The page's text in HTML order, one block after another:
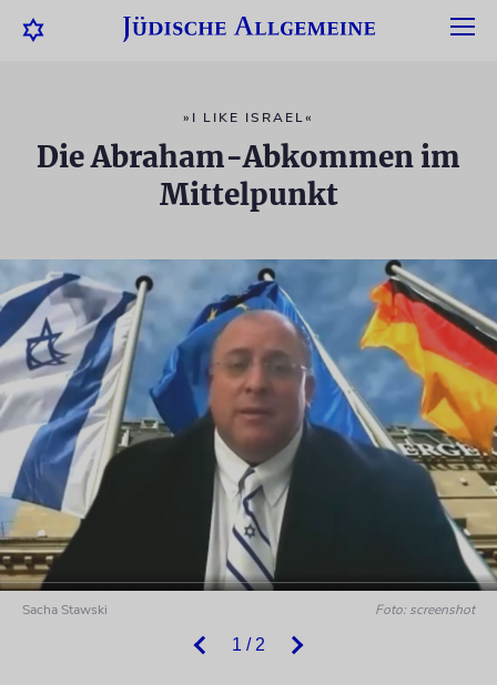
»I LIKE ISRAEL«
Die Abraham-Abkommen im
Mittelpunkt
1 / 2
Sacha Stawski Foto: screenshot